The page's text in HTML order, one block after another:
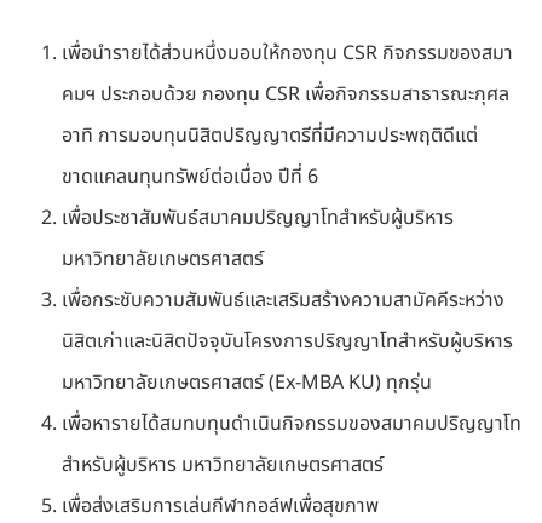
เพื่อนำรายได้ส่วนหนึ่งมอบให้กองทุน CSR กิจกรรมของสมา
คมฯ ประกอบด้วย กองทุน CSR เพื่อกิจกรรมสาธารณะกุศล
อาทิ การมอบทุนนิสิตปริญญาตรีที่มีความประพฤติดีแต่
ขาดแคลนทุนทรัพย์ต่อเนื่อง ปีที่ 6
เพื่อประชาสัมพันธ์สมาคมปริญญาโทสำหรับผู้บริหาร
มหาวิทยาลัยเกษตรศาสตร์
เพื่อกระชับความสัมพันธ์และเสริมสร้างความสามัคคีระหว่าง
นิสิตเก่าและนิสิตปัจจุบันโครงการปริญญาโทสำหรับผู้บริหาร
มหาวิทยาลัยเกษตรศาสตร์ (Ex-MBA KU) ทุกรุ่น
เพื่อหารายได้สมทบทุนดำเนินกิจกรรมของสมาคมปริญญาโท
สำหรับผู้บริหาร มหาวิทยาลัยเกษตรศาสตร์
เพื่อส่งเสริมการเล่นกีฬากอล์ฟเพื่อสุขภาพ